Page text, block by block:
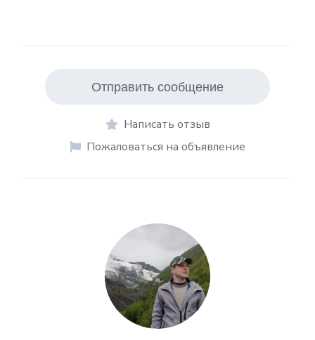
Отправить сообщение
Написать отзыв
Пожаловаться на объявление